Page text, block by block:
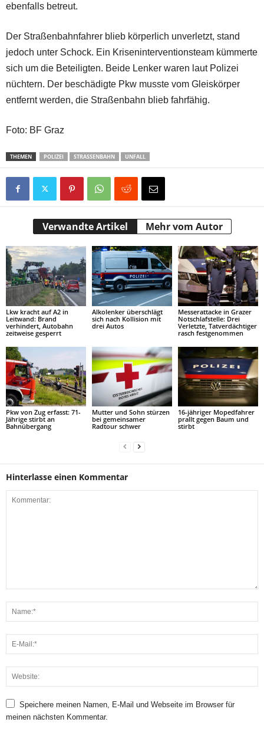
ebenfalls betreut.
Der Straßenbahnfahrer blieb körperlich unverletzt, stand
jedoch unter Schock. Ein Kriseninterventionsteam kümmerte
sich um die Beteiligten. Beide Lenker waren laut Polizei
nüchtern. Der beschädigte Pkw musste vom Gleiskörper
entfernt werden, die Straßenbahn blieb fahrfähig.
Foto: BF Graz
THEMEN POLIZEI STRASSENBAHN UNFALL
Verwandte Artikel Mehr vom Autor
Lkw kracht auf A2 in
Leitwand: Brand
verhindert, Autobahn
zeitweise gesperrt
Alkolenker überschlägt
sich nach Kollision mit
drei Autos
Messerattacke in Grazer
Notschlafstelle: Drei
Verletzte, Tatverdächtiger
rasch festgenommen
Pkw von Zug erfasst: 71-
Jährige stirbt an
Bahnübergang
Mutter und Sohn stürzen
bei gemeinsamer
Radtour schwer
16-jähriger Mopedfahrer
prallt gegen Baum und
stirbt
Hinterlasse einen Kommentar
Speichere meinen Namen, E-Mail und Webseite im Browser für
meinen nächsten Kommentar.